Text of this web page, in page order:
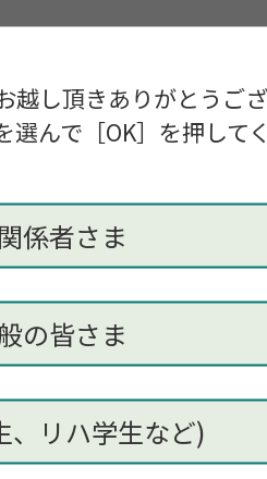
し頂きありがとうご
んで［OK］を押してく
係者さま
の皆さま
、リハ学生など)